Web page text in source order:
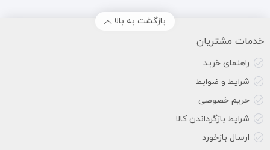
بازگشت به بالا
خدمات مشتریان
راهنمای خرید
شرایط و ضوابط
حریم خصوصی
شرایط بازگرداندن کالا
ارسال بازخورد